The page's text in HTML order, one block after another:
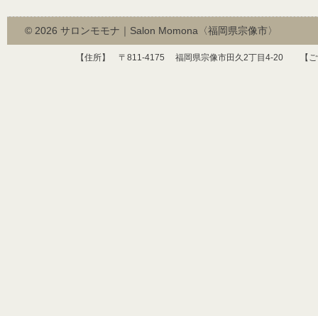
© 2026 サロンモモナ｜Salon Momona〈福岡県宗像市〉
【住所】 〒 811-4175 福岡県宗像市田久2丁目 4-20 【ご